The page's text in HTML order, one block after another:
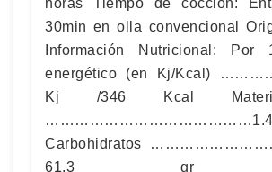
horas Tiempo de cocción:
30min en olla convencional
Información Nutricional: Por
energético (en Kj/Kcal)
Kj /346 Kcal
Carbohidratos
61.3 gr